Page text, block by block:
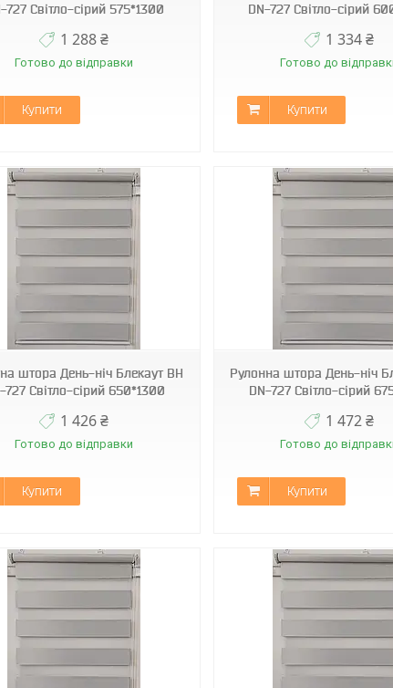
727 Світло-сірий 575*1300
1 288 ₴
Готово до відправки
Купити
DN-727 Світло-сірий
1 334 ₴
Готово до
Купити
штора День-ніч Блекаут ВН
727 Світло-сірий 650*1300
1 426 ₴
Готово до відправки
Купити
ВН DN-727
Рулонна штора День-ніч
DN-727 Світло-сірий
1 472 ₴
Готово до
Купити
ВН DN-727